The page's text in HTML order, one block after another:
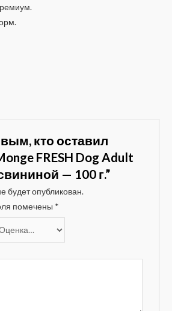
кто оставил
FRESH Dog Adult
— 100 г.”
будет опубликован.
помечены *